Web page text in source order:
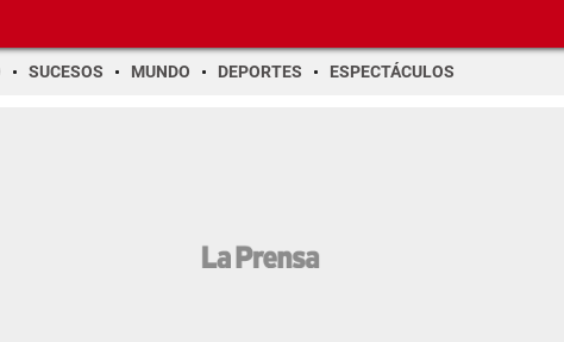
SUCESOS MUNDO DEPORTES ESPECTÁCULOS